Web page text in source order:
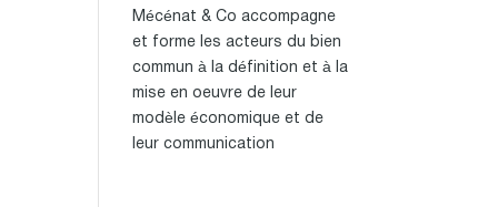
Mécénat & Co accompagne
et forme les acteurs du bien
commun à la définition et à la
mise en oeuvre de leur
modèle économique et de
leur communication